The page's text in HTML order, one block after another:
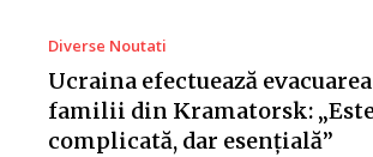
Diverse Noutati
Ucraina efectuează
familii din Kramatorsk:
complicată, dar esențială”